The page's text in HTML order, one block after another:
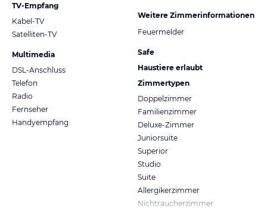
TV-Empfang
Kabel-TV
Satelliten-TV
Multimedia
DSL-Anschluss
Telefon
Radio
Fernseher
Handyempfang
Weitere Zimmerinformationen
Feuermelder
Safe
Haustiere erlaubt
Zimmertypen
Doppelzimmer
Familienzimmer
Deluxe-Zimmer
Juniorsuite
Superior
Studio
Suite
Allergikerzimmer
Nichtraucherzimmer